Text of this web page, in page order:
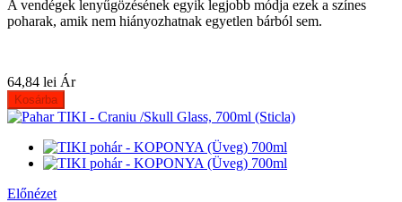
A vendégek lenyűgözésének egyik legjobb módja ezek a színes
poharak, amik nem hiányozhatnak egyetlen bárból sem.
64,84 lei Ár
Kosárba
Előnézet